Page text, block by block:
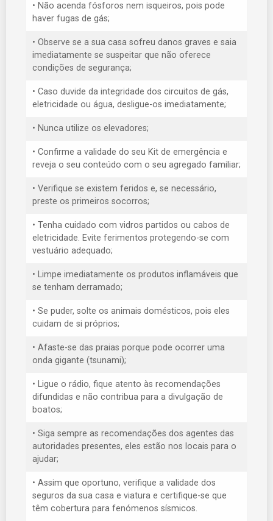
• Não acenda fósforos nem isqueiros, pois pode
haver fugas de gás;
• Observe se a sua casa sofreu danos graves e saia
imediatamente se suspeitar que não oferece
condições de segurança;
• Caso duvide da integridade dos circuitos de gás,
eletricidade ou água, desligue-os imediatamente;
• Nunca utilize os elevadores;
• Confirme a validade do seu Kit de emergência e
reveja o seu conteúdo com o seu agregado familiar;
• Verifique se existem feridos e, se necessário,
preste os primeiros socorros;
• Tenha cuidado com vidros partidos ou cabos de
eletricidade. Evite ferimentos protegendo-se com
vestuário adequado;
• Limpe imediatamente os produtos inflamáveis que
se tenham derramado;
• Se puder, solte os animais domésticos, pois eles
cuidam de si próprios;
• Afaste-se das praias porque pode ocorrer uma
onda gigante (tsunami);
• Ligue o rádio, fique atento às recomendações
difundidas e não contribua para a divulgação de
boatos;
• Siga sempre as recomendações dos agentes das
autoridades presentes, eles estão nos locais para o
ajudar;
• Assim que oportuno, verifique a validade dos
seguros da sua casa e viatura e certifique-se que
têm cobertura para fenómenos sísmicos.